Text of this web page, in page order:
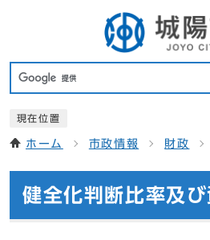
現在位置
ホーム 市政情報 財政
健全化判断比率及